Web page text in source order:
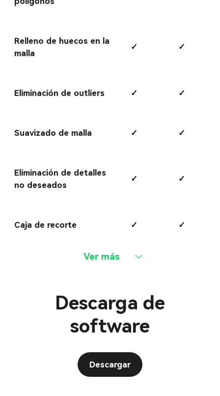
Relleno de huecos en la
malla
✓ ✓
Eliminación de outliers ✓ ✓
Suavizado de malla ✓ ✓
Eliminación de detalles
no deseados
✓ ✓
Caja de recorte ✓ ✓
Ver más
Descarga de
software
Descargar